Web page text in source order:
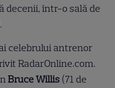
decenii, într-o sală de
celebrului antrenor
RadarOnline.com.
Bruce Willis (71 de